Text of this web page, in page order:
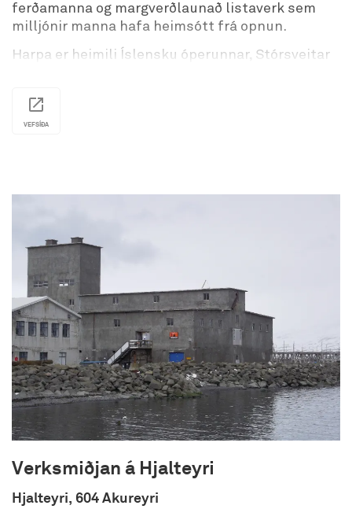
ferðamanna og margverðlaunað listaverk sem
milljónir manna hafa heimsótt frá opnun.
Harpa er heimili Íslensku óperunnar, Stórsveitar
kring. Jazzklúbburinn Múlinn á einnig
heimilisfestu í Hörpu sem og Sígildir sunnudagar
ásamt glæsilegum veitingastöðum, Hnoss og La
Opnunartími hússins:
Harpa er opin alla daga frá kl. 10:00 – 20:00
(lengur í tengslum við viðburði)
VEFSÍÐA
Verksmiðjan á Hjalteyri
Hjalteyri, 604 Akureyri